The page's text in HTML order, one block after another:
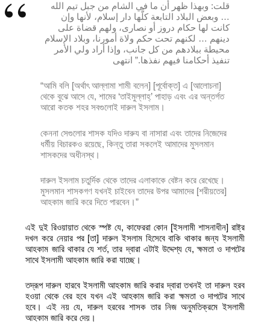
قلت: وبهذا ظهر أن ما في الشام من جبل تيم الله
… وبعض البلاد التابعة كلُّها دار إسلام، لأنها وإن
كانت لها حكام دروز أو نصارى، ولهم قضاة على
دينهم … لكنهم تحت حكم ولاة أمورنا، وبلاد الإسلام
محيطة ببلادهم من كل جانب، وإذا أراد ولي الأمر
تنفيذ أحكامنا فيهم نفذها.” انتهى
“আমি বলি [অর্থাৎ আল্লামা শামী বলেন] [পূর্বোক্ত] এ [আলোচনা]
থেকে বুঝে আসে যে, শামের ‘তাইমুল্লাহ্’ পাহাড় এবং এর অন্তর্গত
আরো কতক শহর সবগুলোই দারুল ইসলাম।
কেননা সেগুলোর শাসক যদিও দারুয বা নাসারা এবং তাদের নিজেদের
ধর্মীয় বিচারকও রয়েছে, কিন্তু তারা সকলেই আমাদের মুসলমান
শাসকদের অধীনস্থ।
দারুল ইসলাম চতুর্দিক থেকে তাদের এলাকাকে বেষ্টন করে রেখেছে।
মুসলমান শাসকগণ যখনই চাইবেন তাদের উপর আমাদের [শরীয়তের]
আহকাম জারি করে দিতে পারবেন।”
এই দুই রিওয়ায়াত থেকে স্পষ্ট যে, কাফেররা কোন [ইসলামী শাসনাধীন] রাষ্ট্র
দখল করে নেয়ার পর [তা] দারুল ইসলাম হিসেবে বাকি থাকার জন্য ইসলামী
আহকাম জারি থাকার যে শর্ত, তার দ্বারা এটাই উদ্দেশ্য যে, ক্ষমতা ও দাপটের
সাথে ইসলামী আহকাম জারি করা যাচ্ছে।
তদ্রূপ দারুল হারবে ইসলামী আহকাম জারি করার দ্বারা তখনই তা দারুল হরব
হওয়া থেকে বের হবে যখন এই আহকাম জারি করা ক্ষমতা ও দাপটের সাথে
হবে। এই নয় যে, দারুল হরবের শাসক তার নিজ অনুমতিক্রমে ইসলামী
আহকাম জারি করে দেয়।